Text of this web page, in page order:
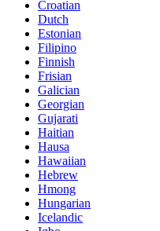
Croatian
Dutch
Estonian
Filipino
Finnish
Frisian
Galician
Georgian
Gujarati
Haitian
Hausa
Hawaiian
Hebrew
Hmong
Hungarian
Icelandic